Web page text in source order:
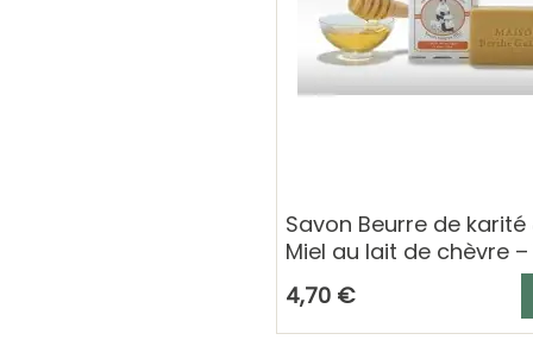
Savon Beurre de karité
Miel au lait de chèvre –
Berthe Guilhem
4,70 €